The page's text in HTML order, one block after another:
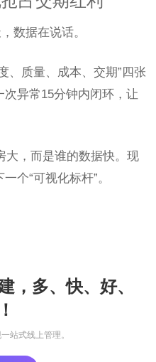
数据在说话。
、质量、成本、交期”四张
异常15分钟内闭环，让
大，而是谁的数据快。现
个“可视化标杆”。
，多、快、好、
站式线上管理。